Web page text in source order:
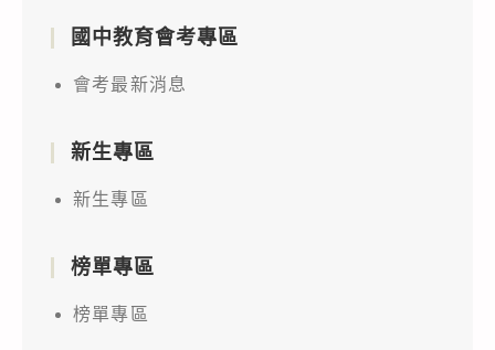
國中教育會考專區
會考最新消息
新生專區
新生專區
榜單專區
榜單專區